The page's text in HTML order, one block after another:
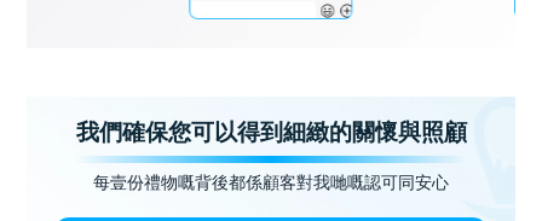
我們確保您可以得到細緻的關懷與照顧
每壹份禮物嘅背後都係顧客對我哋嘅認可同安心